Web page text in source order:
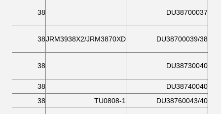
DU38700037
38
DU38700039/38
JRM3938X2/JRM3870XD
38
DU38730040
38
DU38740040
38
DU38760043/40
TU0808-1
38